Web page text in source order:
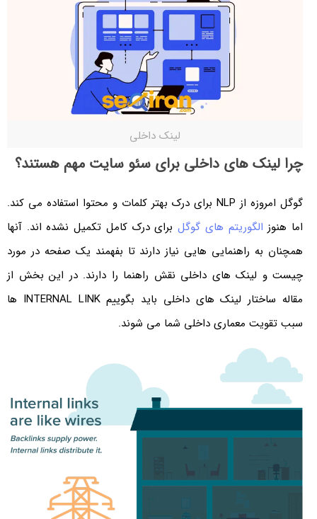
لینک داخلی
چرا لینک های داخلی برای سئو سایت مهم هستند؟
گوگل امروزه از NLP برای درک بهتر کلمات و محتوا استفاده می کند.
اما هنوز الگوریتم های گوگلبرای درک کامل تکمیل نشده اند. آنها
همچنان به راهنمایی هایی نیاز دارند تا بفهمند یک صفحه در مورد
چیست و لینک های داخلی نقش راهنما را دارند. در این بخش از
مقاله ساختار لینک های داخلی باید بگوییم INTERNAL LINK ها
سبب تقویت معماری داخلی شما می شوند.